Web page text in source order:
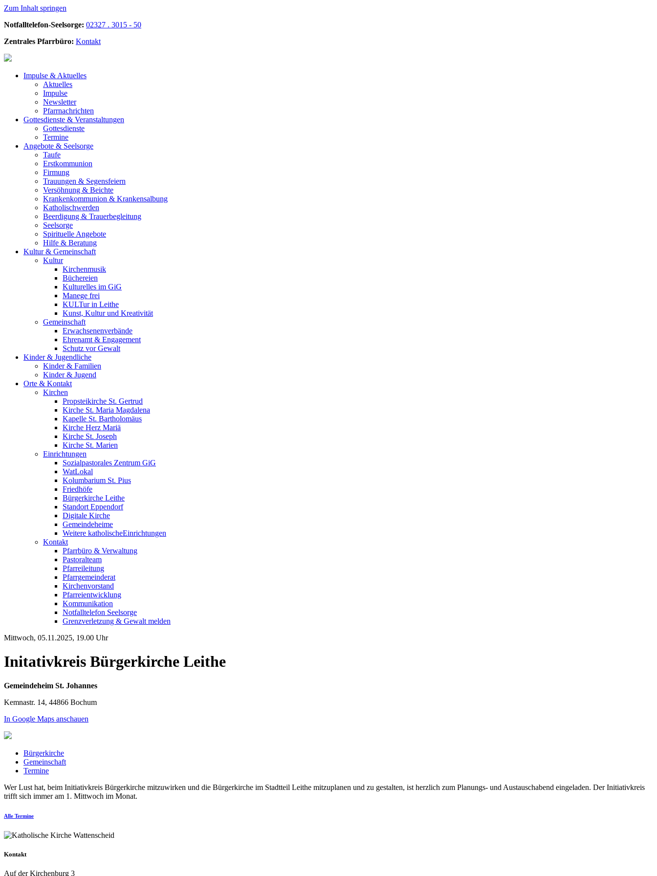
Zum Inhalt springen
Notfalltelefon-Seelsorge: 02327 . 3015 - 50
Zentrales Pfarrbüro: Kontakt
Impulse & Aktuelles
Aktuelles
Impulse
Newsletter
Pfarrnachrichten
Gottesdienste & Veranstaltungen
Gottesdienste
Termine
Angebote & Seelsorge
Taufe
Erstkommunion
Firmung
Trauungen & Segensfeiern
Versöhnung & Beichte
Krankenkommunion & Krankensalbung
Katholischwerden
Beerdigung & Trauerbegleitung
Seelsorge
Spirituelle Angebote
Hilfe & Beratung
Kultur & Gemeinschaft
Kultur
Kirchenmusik
Büchereien
Kulturelles im GiG
Manege frei
KULTur in Leithe
Kunst, Kultur und Kreativität
Gemeinschaft
Erwachsenenverbände
Ehrenamt & Engagement
Schutz vor Gewalt
Kinder & Jugendliche
Kinder & Familien
Kinder & Jugend
Orte & Kontakt
Kirchen
Propsteikirche St. Gertrud
Kirche St. Maria Magdalena
Kapelle St. Bartholomäus
Kirche Herz Mariä
Kirche St. Joseph
Kirche St. Marien
Einrichtungen
Sozialpastorales Zentrum GiG
WatLokal
Kolumbarium St. Pius
Friedhöfe
Bürgerkirche Leithe
Standort Eppendorf
Digitale Kirche
Gemeindeheime
Weitere katholische­­Einrichtungen
Kontakt
Pfarrbüro & Verwaltung
Pastoralteam
Pfarreileitung
Pfarrgemeinderat
Kirchenvorstand
Pfarreientwicklung
Kommunikation
Notfalltelefon Seelsorge
Grenzverletzung & Gewalt melden
Mittwoch, 05.11.2025, 19.00 Uhr
Initativkreis Bürgerkirche Leithe
Gemeindeheim St. Johannes
Kemnastr. 14, 44866 Bochum
In Google Maps anschauen
Bürgerkirche
Gemeinschaft
Termine
Wer Lust hat, beim Initiativkreis Bürgerkirche mitzuwirken und die Bürgerkirche im Stadtteil Leithe mitzuplanen und zu gestalten, ist herzlich zum Planungs- und Austauschabend eingeladen. Der Initiativkreis
trifft sich immer am 1. Mittwoch im Monat.
Alle Termine
Kontakt
Auf der Kirchenburg 3